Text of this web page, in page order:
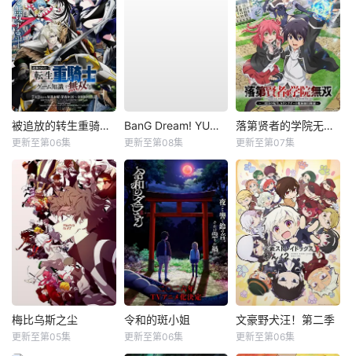
被追放的转生重骑士用游戏知识开无双
更新至第06集
BanG Dream! YUME∞MITA
更新至第08集
落第贤者的学院无双第二回转生，S等级作弊魔术师冒险记
更新至第07集
梅比乌斯之尘
更新至第05集
令和的斑小姐
更新至第06集
文豪野犬汪！第二季
更新至第06集